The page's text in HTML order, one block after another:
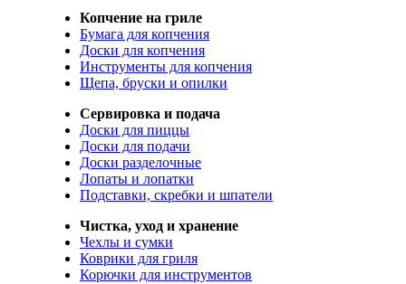
Копчение на гриле
Бумага для копчения
Доски для копчения
Инструменты для копчения
Щепа, бруски и опилки
Сервировка и подача
Доски для пиццы
Доски для подачи
Доски разделочные
Лопаты и лопатки
Подставки, скребки и шпатели
Чистка, уход и хранение
Чехлы и сумки
Коврики для гриля
Корючки для инструментов